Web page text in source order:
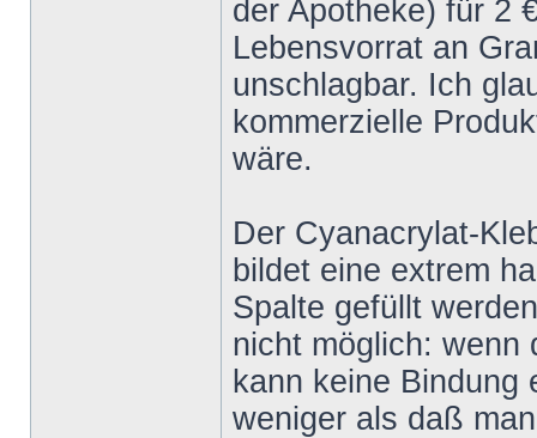
der Apotheke) für 2
Lebensvorrat an
unschlagbar. Ich
kommerzielle
wäre.
Der Cyanacrylat-
bildet eine extrem
Spalte gefüllt
nicht möglich: wenn
kann keine Bindung
weniger als daß